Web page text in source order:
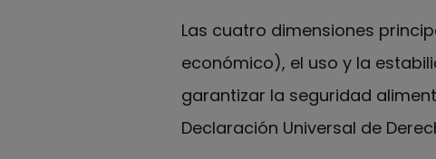
Las cuatro dimensiones
económico), el uso y la
garantizar la seguridad
Declaración Universal de